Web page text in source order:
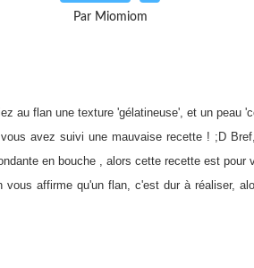
Par Miomiom
au flan une texture 'gélatineuse', et un peau
avez suivi une mauvaise recette ! ;D
en bouche , alors cette recette est pour
affirme qu'un flan, c'est dur à réaliser,